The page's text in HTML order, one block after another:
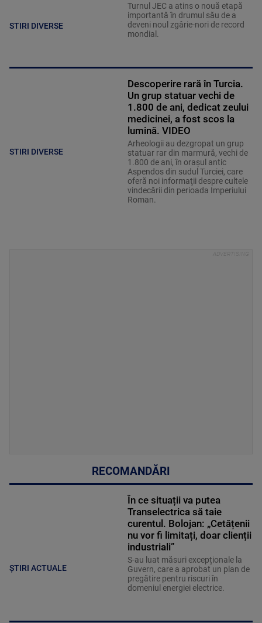
STIRI DIVERSE
Turnul JEC a atins o nouă etapă
importantă în drumul său de a
deveni noul zgârie-nori de record
mondial.
STIRI DIVERSE
Descoperire rară în Turcia.
Un grup statuar vechi de
1.800 de ani, dedicat zeului
medicinei, a fost scos la
lumină. VIDEO
Arheologii au dezgropat un grup
statuar rar din marmură, vechi de
1.800 de ani, în oraşul antic
Aspendos din sudul Turciei, care
oferă noi informaţii despre cultele
vindecării din perioada Imperiului
Roman.
RECOMANDĂRI
ȘTIRI ACTUALE
În ce situații va putea
Transelectrica să taie
curentul. Bolojan: „Cetățenii
nu vor fi limitați, doar clienții
industriali”
S-au luat măsuri excepționale la
Guvern, care a aprobat un plan de
pregătire pentru riscuri în
domeniul energiei electrice.